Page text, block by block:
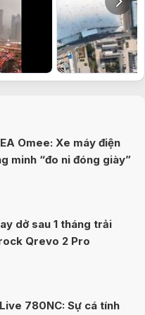
Omee: Xe máy điện
minh “đo ni đóng giày”
dở sau 1 tháng trải
Qrevo 2 Pro
780NC: Sự cá tính